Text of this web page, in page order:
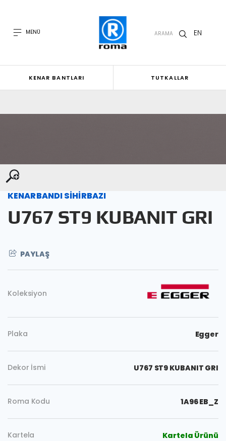
MENÜ ARAMA EN
KENAR BANTLARI TUTKALLAR
KENARBANDI SİHİRBAZI
U767 ST9 KUBANIT GRI
PAYLAŞ
Koleksiyon
Plaka Egger
Dekor İsmi U767 ST9 KUBANIT GRI
Roma Kodu 1A96 EB_Z
Kartela Kartela Ürünü